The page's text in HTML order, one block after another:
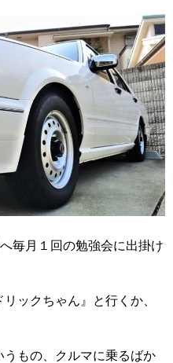
毎月１回の勉強会に出掛け
ックちゃん』と行くか、
もの、クルマに乗るばか